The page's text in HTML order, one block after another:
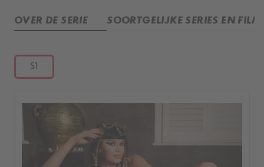
OVER DE SERIE SOORTGELIJKE SERIES EN
S1